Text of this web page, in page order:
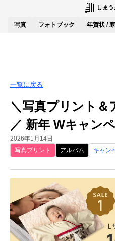
写真 フォトブック 年賀状 /
一覧に戻る
＼写真プリント＆
／ 新年 Wキャン
2026年1月14日
写真プリント
アルバム キャン